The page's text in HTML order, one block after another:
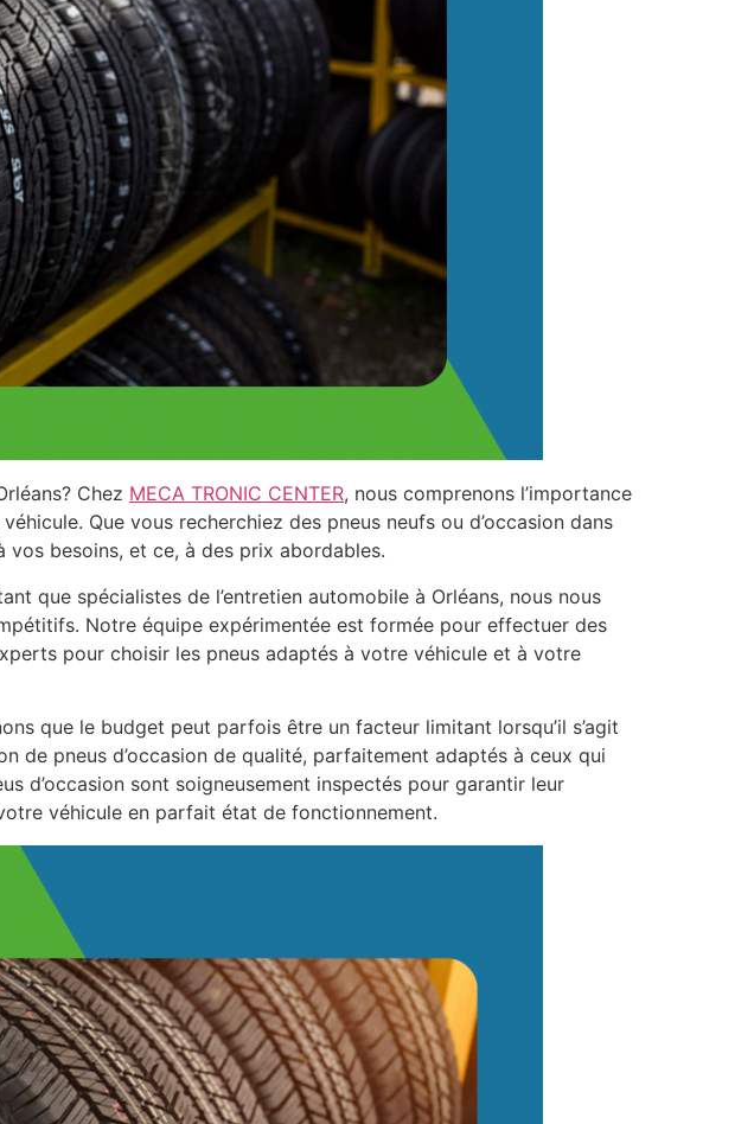
Chez MECA TRONIC CENTER, nous comprenons l’importance
Que vous recherchiez des pneus neufs ou d’occasion dans
vos besoins, et ce, à des prix abordables.
que spécialistes de l’entretien automobile à Orléans, nous nous
Notre équipe expérimentée est formée pour effectuer des
pour choisir les pneus adaptés à votre véhicule et à votre
que le budget peut parfois être un facteur limitant lorsqu’il s’agit
de pneus d’occasion de qualité, parfaitement adaptés à ceux qui
d’occasion sont soigneusement inspectés pour garantir leur
véhicule en parfait état de fonctionnement.